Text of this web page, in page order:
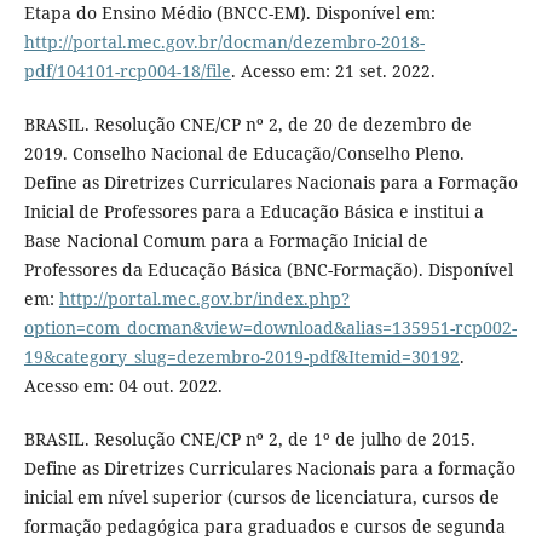
Etapa do Ensino Médio (BNCC-EM). Disponível em:
http://portal.mec.gov.br/docman/dezembro-2018-
pdf/104101-rcp004-18/file. Acesso em: 21 set. 2022.
BRASIL. Resolução CNE/CP nº 2, de 20 de dezembro de
2019. Conselho Nacional de Educação/Conselho Pleno.
Define as Diretrizes Curriculares Nacionais para a Formação
Inicial de Professores para a Educação Básica e institui a
Base Nacional Comum para a Formação Inicial de
Professores da Educação Básica (BNC-Formação). Disponível
em: http://portal.mec.gov.br/index.php?
option=com_docman&view=download&alias=135951-rcp002-
19&category_slug=dezembro-2019-pdf&Itemid=30192.
Acesso em: 04 out. 2022.
BRASIL. Resolução CNE/CP nº 2, de 1º de julho de 2015.
Define as Diretrizes Curriculares Nacionais para a formação
inicial em nível superior (cursos de licenciatura, cursos de
formação pedagógica para graduados e cursos de segunda